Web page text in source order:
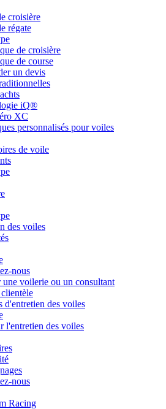
croisière
régate
de croisière
de course
un devis
iQ®
XC
personnalisés pour voiles
de voile
des voiles
nous
une voilerie ou un consultant
d'entretien des voiles
l'entretien des voiles
nous
Racing